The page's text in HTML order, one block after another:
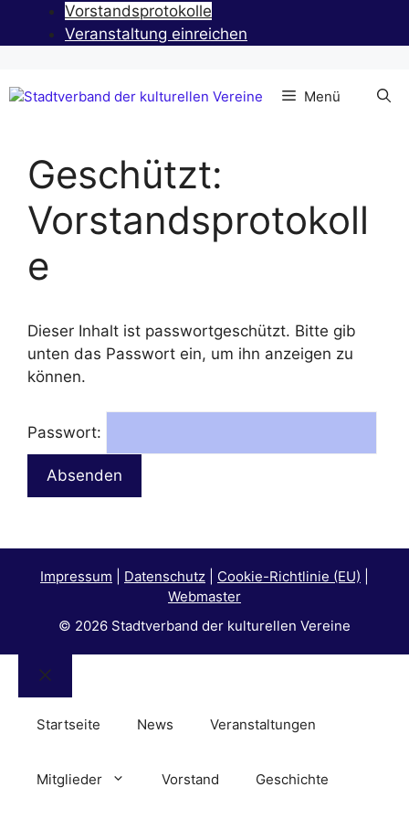
Vorstandsprotokolle
Veranstaltung einreichen
Menü
Geschützt:
Vorstandsprotokoll
e
Dieser Inhalt ist passwortgeschützt. Bitte gib
unten das Passwort ein, um ihn anzeigen zu
können.
Passwort:
Impressum Datenschutz Cookie-Richtlinie (EU)
Webmaster
© 2026 Stadtverband der kulturellen Vereine
Schließen
Startseite News Veranstaltungen
Mitglieder Vorstand Geschichte